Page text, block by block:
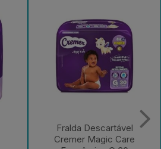
Fralda Descartável
Cremer Magic Care